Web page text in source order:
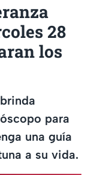
28
los
para
una guía
a su vida.